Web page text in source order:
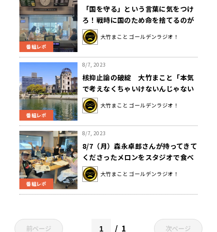
番組レポ
「国を守る」という言葉に気をつけ
ろ！戦時に国のため命を捨てるのが
当たり前だったのはなぜか？戦史／
紛争史研究家が解説
大竹まこと ゴールデンラジオ！
番組レポ
8/7, 2023
核抑止論の破綻 大竹まこと「本気
で考えなくちゃいけないんじゃない
ですか？」
大竹まこと ゴールデンラジオ！
番組レポ
8/7, 2023
8/7（月）森永卓郎さんが持ってきて
くださったメロンをスタジオで食べ
ました！！
大竹まこと ゴールデンラジオ！
前ページ 1 次ページ